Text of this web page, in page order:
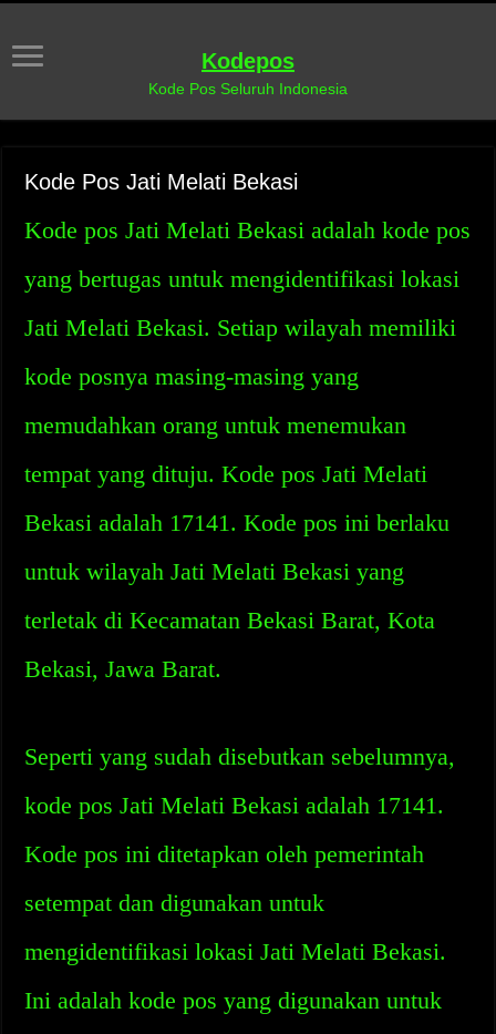
Kodepos
Kode Pos Seluruh Indonesia
Kode Pos Jati Melati Bekasi
Kode pos Jati Melati Bekasi adalah kode pos
yang bertugas untuk mengidentifikasi lokasi
Jati Melati Bekasi. Setiap wilayah memiliki
kode posnya masing-masing yang
memudahkan orang untuk menemukan
tempat yang dituju. Kode pos Jati Melati
Bekasi adalah 17141. Kode pos ini berlaku
untuk wilayah Jati Melati Bekasi yang
terletak di Kecamatan Bekasi Barat, Kota
Bekasi, Jawa Barat.
Seperti yang sudah disebutkan sebelumnya,
kode pos Jati Melati Bekasi adalah 17141.
Kode pos ini ditetapkan oleh pemerintah
setempat dan digunakan untuk
mengidentifikasi lokasi Jati Melati Bekasi.
Ini adalah kode pos yang digunakan untuk